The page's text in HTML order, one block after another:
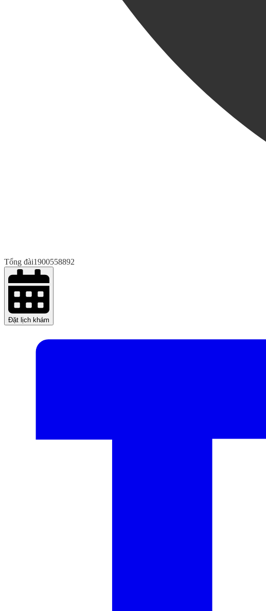
Tổng đài1900558892
Đặt lịch khám